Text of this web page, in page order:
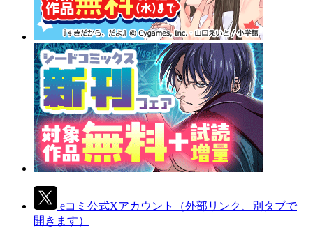
eコミ公式Xアカウント
（外部リンク、別タブで
開きます）